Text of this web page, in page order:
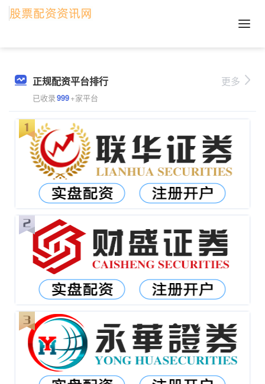
正规配资平台排行
已收录999+家平台
更多